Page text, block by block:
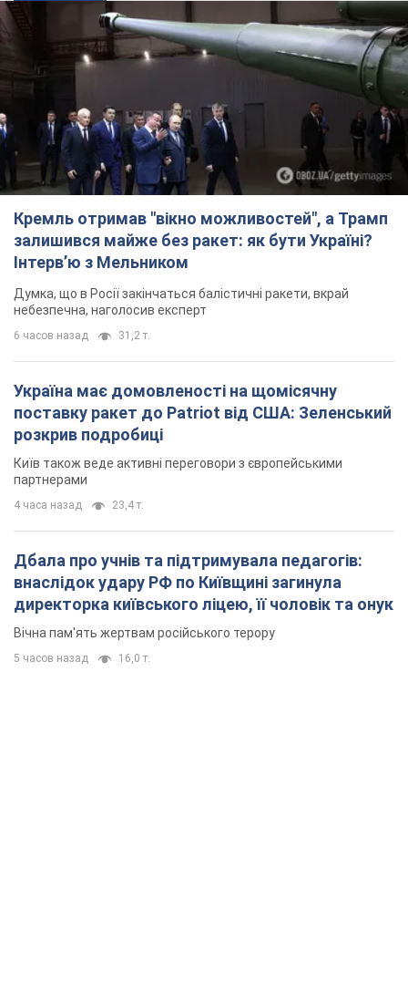
залишився майже без ракет: як бути Україні?
Інтерв’ю з Мельником
Думка, що в Росії закінчаться балістичні ракети, вкрай
небезпечна, наголосив експерт
Україна має домовленості на щомісячну
поставку ракет до Patriot від США: Зеленський
розкрив подробиці
Київ також веде активні переговори з європейськими
партнерами
4 часа назад 23,4 т.
внаслідок удару РФ по Київщині загинула
директорка київського ліцею, її чоловік та онук
Вічна пам'ять жертвам російського терору
5 часов назад 16,0 т.